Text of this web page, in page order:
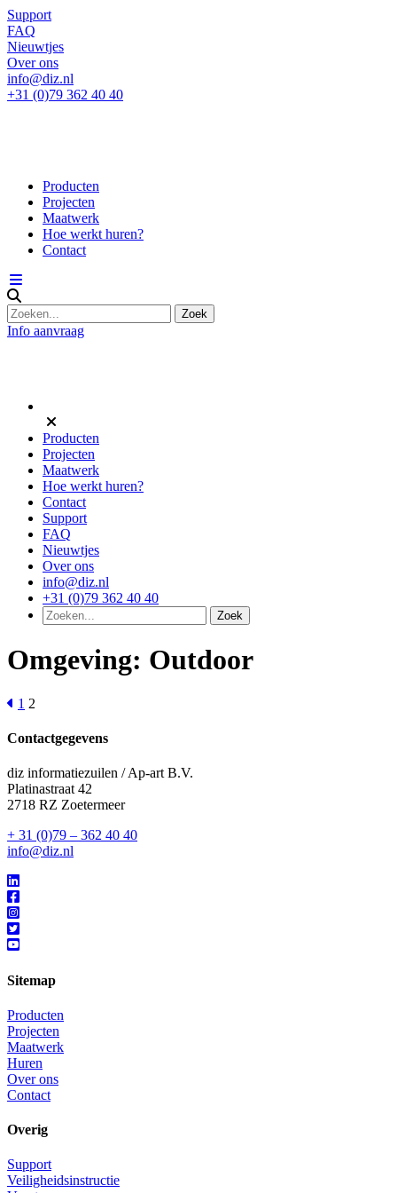
Support
FAQ
Nieuwtjes
Over ons
info@diz.nl
+31 (0)79 362 40 40
Producten
Projecten
Maatwerk
Hoe werkt huren?
Contact
Info aanvraag
Producten
Projecten
Maatwerk
Hoe werkt huren?
Contact
Support
FAQ
Nieuwtjes
Over ons
info@diz.nl
+31 (0)79 362 40 40
Omgeving: Outdoor
1 2
Contactgegevens
diz informatiezuilen / Ap-art B.V.
Platinastraat 42
2718 RZ Zoetermeer
+ 31 (0)79 – 362 40 40
info@diz.nl
Sitemap
Producten
Projecten
Maatwerk
Huren
Over ons
Contact
Overig
Support
Veiligheidsinstructie